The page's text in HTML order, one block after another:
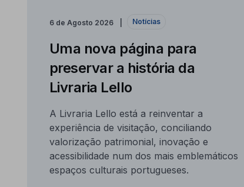
6 de Agosto 2026 Notícias
Uma nova página para
preservar a história da
Livraria Lello
A Livraria Lello está a reinventar a
experiência de visitação, conciliando
valorização patrimonial, inovação e
acessibilidade num dos mais emblemáticos
espaços culturais portugueses.